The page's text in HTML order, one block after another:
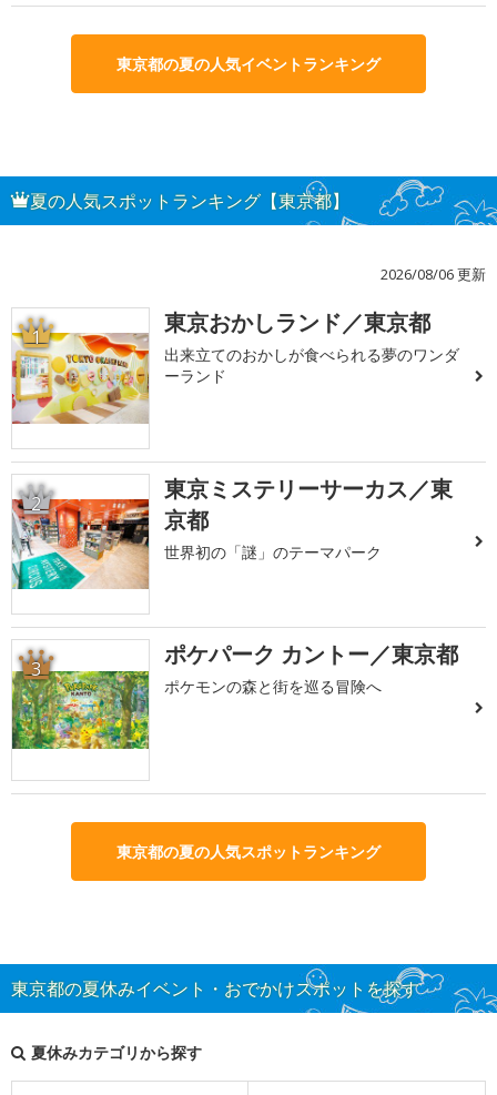
東京都の夏の人気イベントランキング
夏の人気スポットランキング【東京都】
2026/08/06 更新
1 東京おかしランド／東京都
出来立てのおかしが食べられる夢のワンダ
ーランド
2
東京ミステリーサーカス／東
京都
世界初の「謎」のテーマパーク
3 ポケパーク カントー／東京都
ポケモンの森と街を巡る冒険へ
東京都の夏の人気スポットランキング
東京都の夏休みイベント・おでかけスポットを探す
夏休みカテゴリから探す